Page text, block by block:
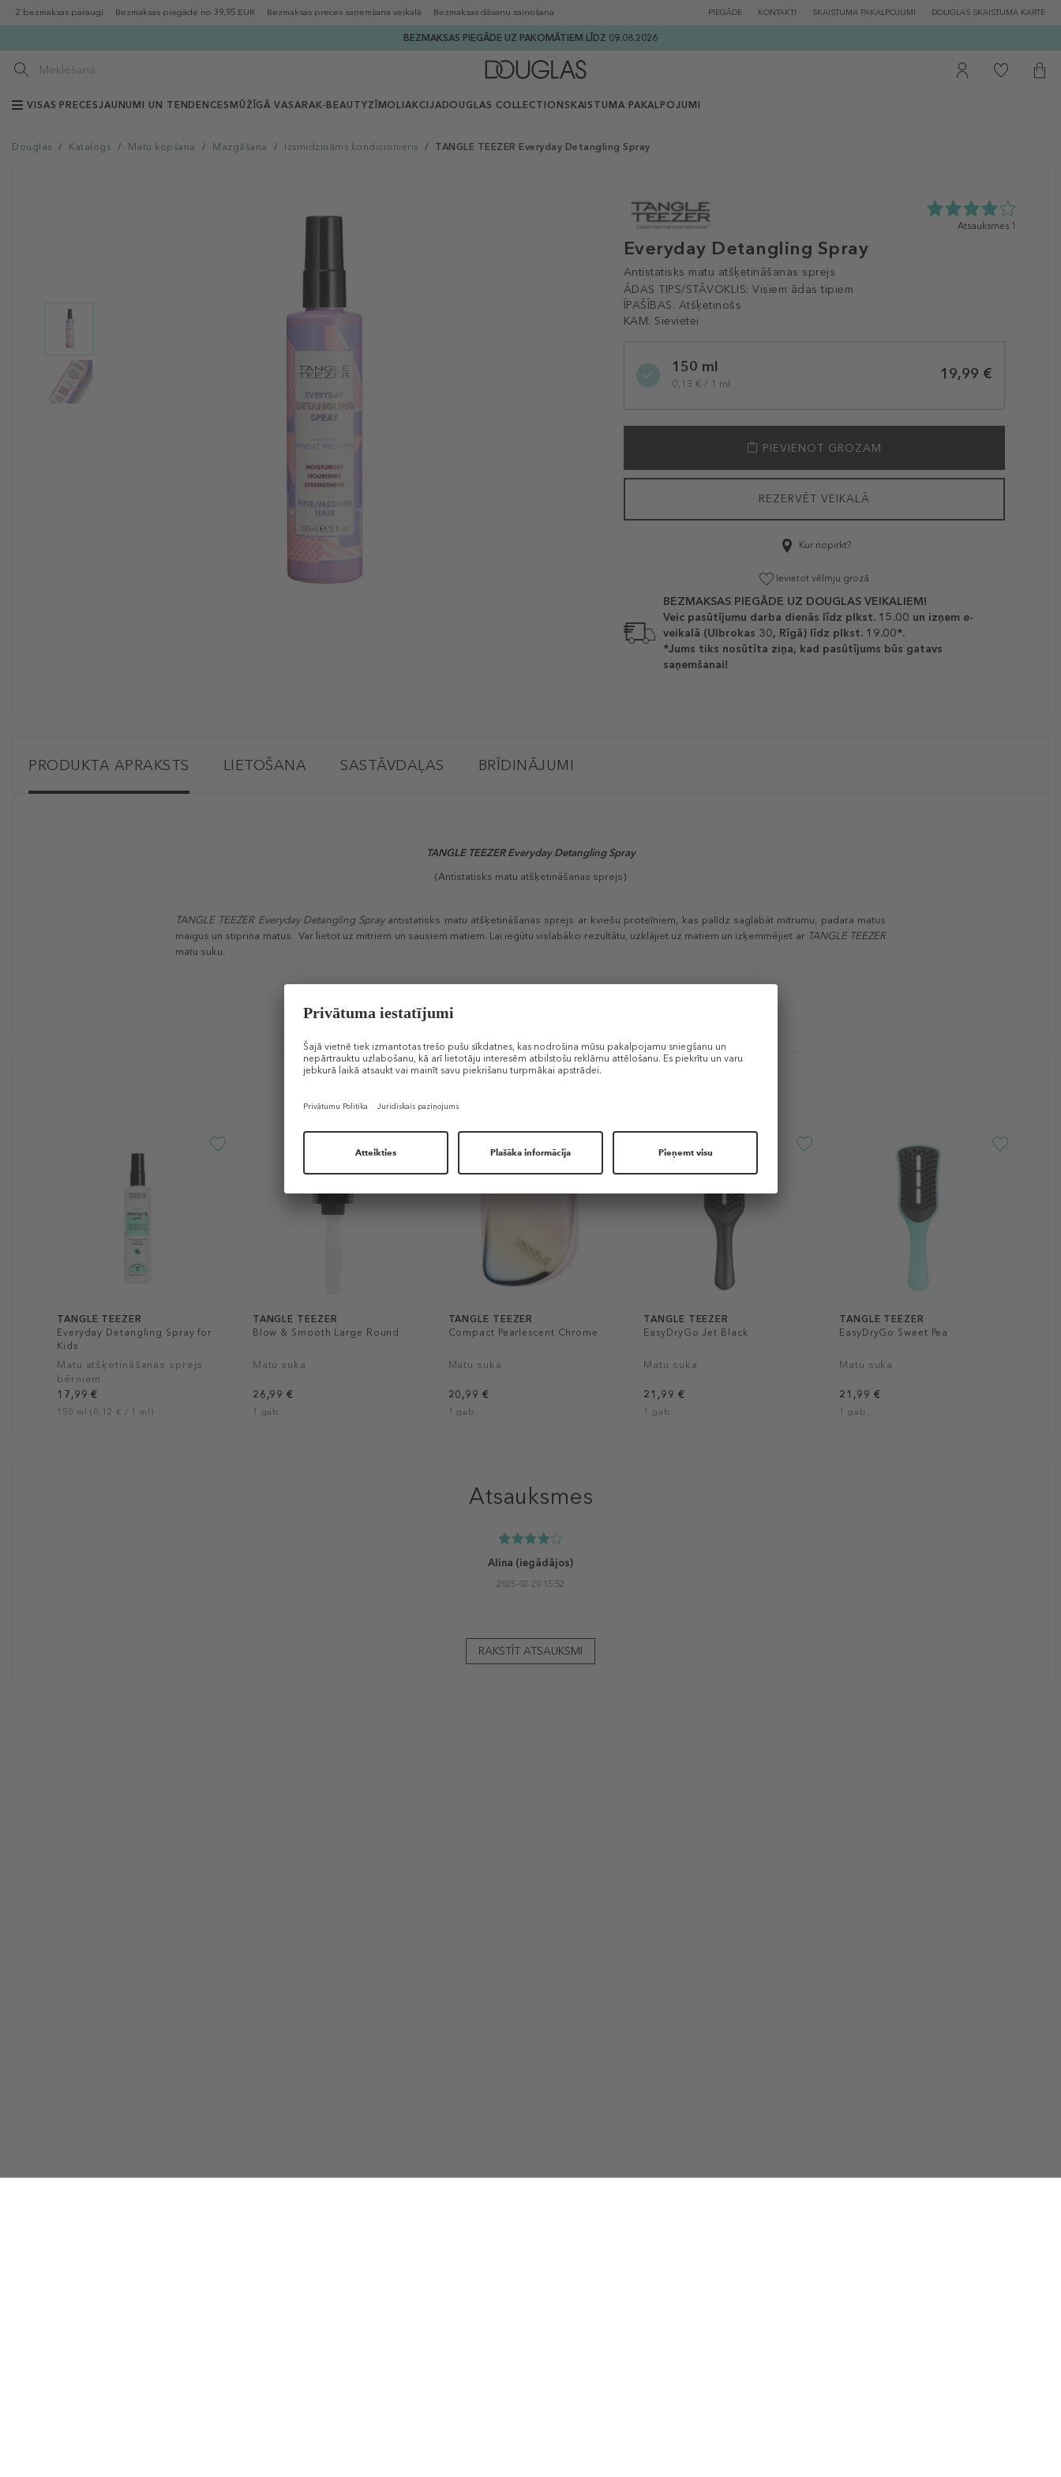
2 bezmaksas paraugi Bezmaksas piegāde no 39.95 EUR Bezmaksas preces saņemšana veikalā Bezmaksas dāvanu saiņošana PIEGĀDE KONTAKTI SKAISTUMA PAKALPOJUMI DOUGLAS SKAISTUMA KARTE
BEZMAKSAS PIEGĀDE UZ PAKOMĀTIEM LĪDZ 09.08.2026
VISAS PRECESJAUNUMI UN TENDENCES MŪŽĪGĀ VASARAK-BEAUTYZĪMOLIAKCIJADOUGLAS COLLECTION SKAISTUMA PAKALPOJUMI
Douglas / Katalogs / Matu kopšana / Mazgāšana / Izsmidzināms kondicionieris / TANGLE TEEZER Everyday Detangling Spray
Everyday Detangling Spray
Antistatisks matu atšķetināšanas sprejs
ĀDAS TIPS/STĀVOKLIS: Visiem ādas tipiem
ĪPAŠĪBAS: Atšķetinošs
KAM: Sievietei
4.0
Atsauksmes 1
variation150 ml
0,13 € / 1 ml
19,99 €
PIEVIENOT GROZAM
REZERVĒT VEIKALĀ
Kur nopirkt?
Ievietot vēlmju grozā
BEZMAKSAS PIEGĀDE UZ DOUGLAS VEIKALIEM!
Veic pasūtījumu darba dienās līdz plkst. 15.00 un izņem e-
veikalā (Ulbrokas 30, Rīgā) līdz plkst. 19.00*.
*Jums tiks nosūtīta ziņa, kad pasūtījums būs gatavs
saņemšanai!
PRODUKTA APRAKSTS LIETOŠANA SASTĀVDAĻAS BRĪDINĀJUMI
TANGLE TEEZEREveryday Detangling Spray
(Antistatisks matu atšķetināšanas sprejs)
TANGLE TEEZER Everyday Detangling Spray antistatisks matu atšķetināšanas sprejs ar kviešu proteīniem, kas palīdz saglabāt mitrumu, padara matus
maigus un stiprina matus. Var lietot uz mitriem un sausiem matiem. Lai iegūtu vislabāko rezultātu, uzklājiet uz matiem un izķemmējiet ar TANGLE TEEZER
matu suku.
TANGLE TEEZER
Everyday Detangling Spray for
Kids
Matu atšķetināšanas sprejs
bērniem
17,99 €
150 ml (0,12 € / 1 ml)
TANGLE TEEZER
Blow & Smooth Large Round
Matu suka
26,99 €
1 gab.
TANGLE TEEZER
Compact Pearlescent Chrome
Matu suka
20,99 €
1 gab.
TANGLE TEEZER
EasyDryGo Jet Black
Matu suka
21,99 €
1 gab.
TANGLE TEEZER
EasyDryGo Sweet Pea
Matu suka
21,99 €
1 gab.
Atsauksmes
Alina (iegādājos)
2025-02-20 15:52
RAKSTĪT ATSAUKSMI